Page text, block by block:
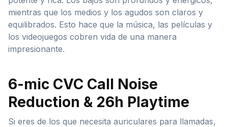
mientras que los medios y los agudos son claros y
equilibrados. Esto hace que la música, las películas y
los videojuegos cobren vida de una manera
impresionante.
6-mic CVC Call Noise
Reduction & 26h Playtime
Si eres de los que necesita auriculares para llamadas,